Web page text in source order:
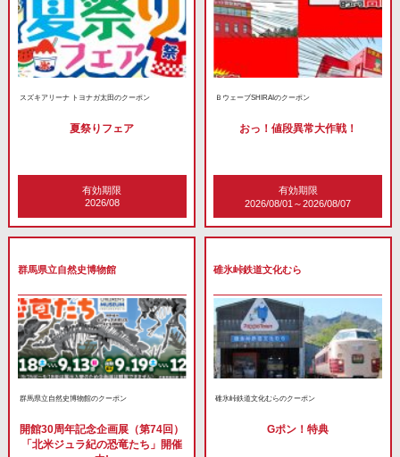
スズキアリーナ トヨナガ太田のクーポン
夏祭りフェア
有効期限
2026/08
ＢウェーブSHIRAIのクーポン
おっ！値段異常大作戦！
有効期限
2026/08/01～2026/08/07
群馬県立自然史博物館
群馬県立自然史博物館のクーポン
開館30周年記念企画展（第74回）
「北米ジュラ紀の恐竜たち」開催
碓氷峠鉄道文化むら
碓氷峠鉄道文化むらのクーポン
Gポン！特典